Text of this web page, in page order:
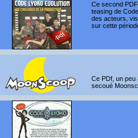
Ce second
teasing de
des acteurs,
sur cette
Ce PDf, un peu
secoué